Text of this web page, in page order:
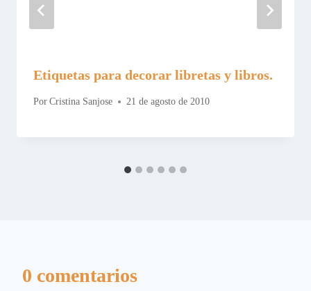
Etiquetas para decorar libretas y libros.
Por Cristina Sanjose 21 de agosto de 2010
0 comentarios